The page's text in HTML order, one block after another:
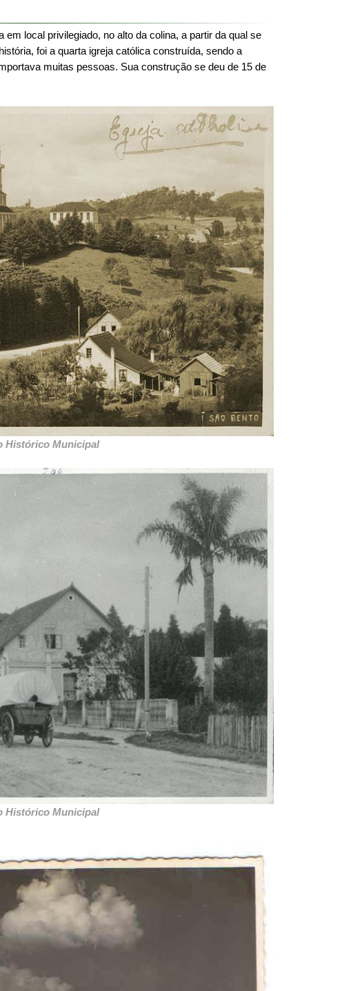
local privilegiado, no alto da colina, a partir da qual se
foi a quarta igreja católica construída, sendo a
muitas pessoas. Sua construção se deu de 15 de
Histórico Municipal
Histórico Municipal